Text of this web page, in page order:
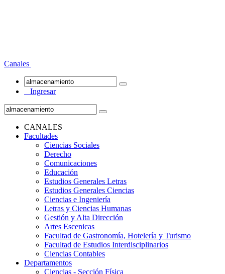
Canales
Ingresar
CANALES
Facultades
Ciencias Sociales
Derecho
Comunicaciones
Educación
Estudios Generales Letras
Estudios Generales Ciencias
Ciencias e Ingeniería
Letras y Ciencias Humanas
Gestión y Alta Dirección
Artes Escenicas
Facultad de Gastronomía, Hotelería y Turismo
Facultad de Estudios Interdisciplinarios
Ciencias Contables
Departamentos
Ciencias - Sección Física